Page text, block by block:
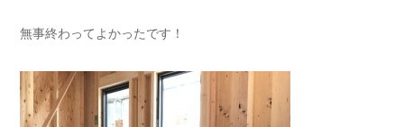
無事終わってよかったです！